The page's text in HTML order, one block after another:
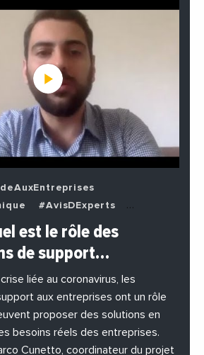
#AvisDExperts
#Economie
#Institutions
est le rôle des
de support…
liée au coronavirus, les
aux entreprises ont un rôle
proposer des solutions en
besoins réels des entreprises.
Cunetto, coordinateur du projet